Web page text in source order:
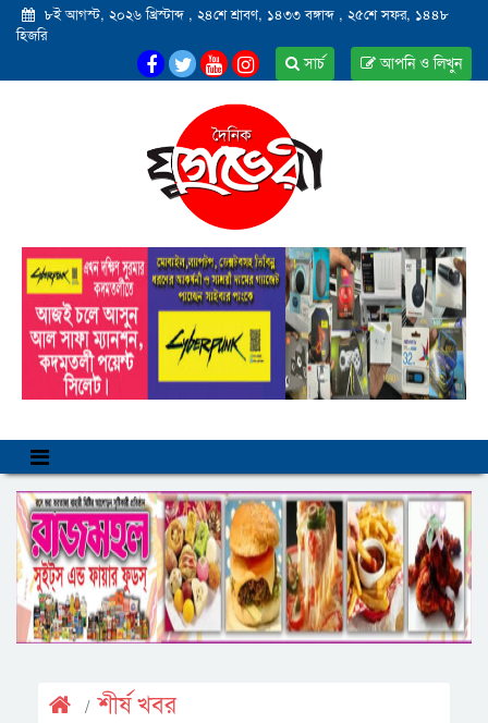
৮ই আগস্ট, ২০২৬ খ্রিস্টাব্দ , ২৪শে শ্রাবণ, ১৪৩৩ বঙ্গাব্দ , ২৫শে সফর, ১৪৪৮
হিজরি
আপনি ও লিখুন
সার্চ
শীর্ষ খবর